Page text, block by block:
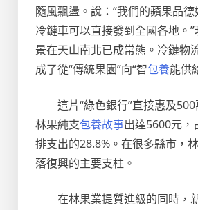
隨風飄盪。說：“我們的蘋果品
冷鏈車可以直接發到全國各地。
景在天山南北已成常態。冷鏈物
成了從“傳統果園”向“智包養能供
這片“綠色銀行”直接惠及
林果純支包養故事出達5600元，
排支出的28.8%。在很多縣市，
落復興的主要支柱。
在林果業提質進級的同時，